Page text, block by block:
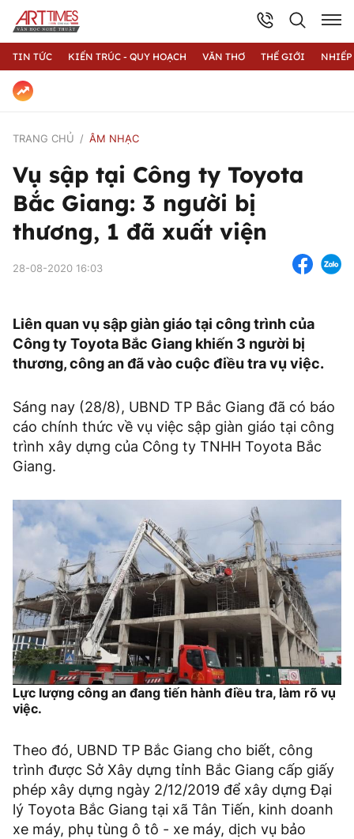
TIN TỨC KIẾN TRÚC - QUY HOẠCH VĂN THƠ THẾ GIỚI
TRANG CHỦ ÂM NHẠC
Vụ sập tại Công ty Toyota
Bắc Giang: 3 người bị
thương, 1 đã xuất viện
28-08-2020 16:03
​​​​​​​Liên quan vụ sập giàn giáo tại công trình của
Công ty Toyota Bắc Giang khiến 3 người bị
thương, công an đã vào cuộc điều tra vụ việc.
Sáng nay (28/8), UBND TP Bắc Giang đã có báo
cáo chính thức về vụ việc sập giàn giáo tại công
trình xây dựng của Công ty TNHH Toyota Bắc
Giang.
Lực lượng công an đang tiến hành điều tra, làm rõ vụ
việc.
Theo đó, UBND TP Bắc Giang cho biết, công
trình được Sở Xây dựng tỉnh Bắc Giang cấp giấy
phép xây dựng ngày 2/12/2019 để xây dựng Đại
lý Toyota Bắc Giang tại xã Tân Tiến, kinh doanh
xe máy, phụ tùng ô tô - xe máy, dịch vụ bảo